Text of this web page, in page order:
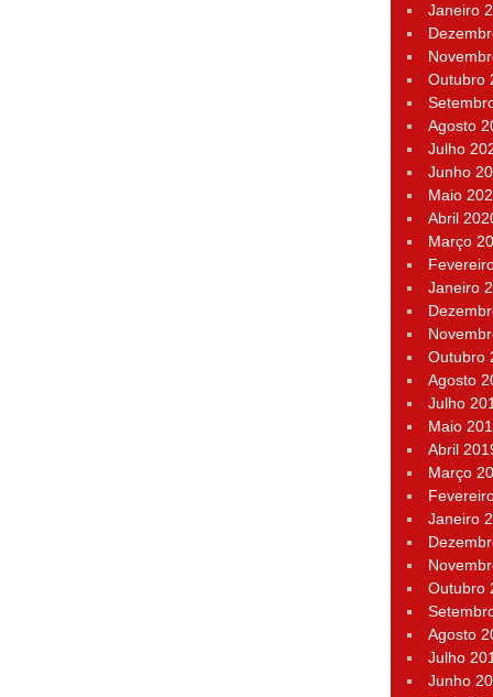
Janeiro
Outubro
Agosto
Julho
Junho
Maio
Abril
Março
Janeiro
Outubro
Agosto
Julho
Maio
Abril
Março
Janeiro
Outubro
Agosto
Julho
Junho